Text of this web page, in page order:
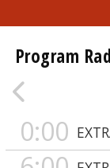
Program
0:00